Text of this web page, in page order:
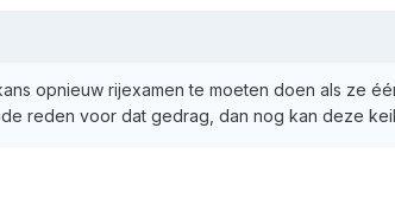
opnieuw rijexamen te moeten doen als ze
reden voor dat gedrag, dan nog kan deze